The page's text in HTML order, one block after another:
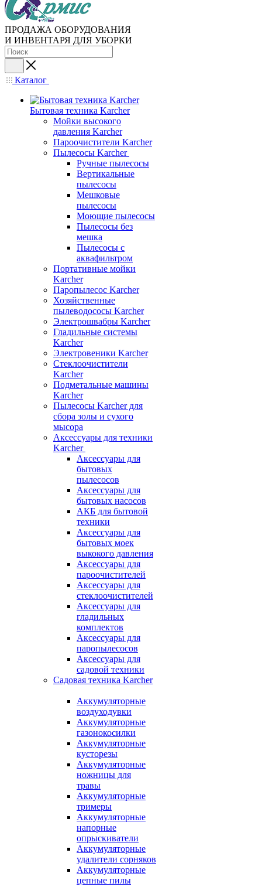
ПРОДАЖА ОБОРУДОВАНИЯ
И ИНВЕНТАРЯ ДЛЯ УБОРКИ
Каталог
Бытовая техника Karcher
Мойки высокого
давления Karcher
Пароочистители Karcher
Пылесосы Karcher
Ручные пылесосы
Вертикальные
пылесосы
Мешковые
пылесосы
Моющие пылесосы
Пылесосы без
мешка
Пылесосы с
аквафильтром
Портативные мойки
Karcher
Паропылесос Karcher
Хозяйственные
пылеводососы Karcher
Электрошвабры Karcher
Гладильные системы
Karcher
Электровеники Karcher
Стеклоочистители
Karcher
Подметальные машины
Karcher
Пылесосы Karcher для
сбора золы и сухого
мысора
Аксессуары для техники
Karcher
Аксессуары для
бытовых
пылесосов
Аксессуары для
бытовых насосов
АКБ для бытовой
техники
Аксессуары для
бытовых моек
выкокого давления
Аксессуары для
пароочистителей
Аксессуары для
стеклоочистителей
Аксессуары для
гладильных
комплектов
Аксессуары для
паропылесосов
Аксессуары для
садовой техники
Садовая техника Karcher
Аккумуляторные
воздуходувки
Аккумуляторные
газонокосилки
Аккумуляторные
кусторезы
Аккумуляторные
ножницы для
травы
Аккумуляторные
тримеры
Аккумуляторные
напорные
опрыскиватели
Аккумуляторные
удалители сорняков
Аккумуляторные
цепные пилы